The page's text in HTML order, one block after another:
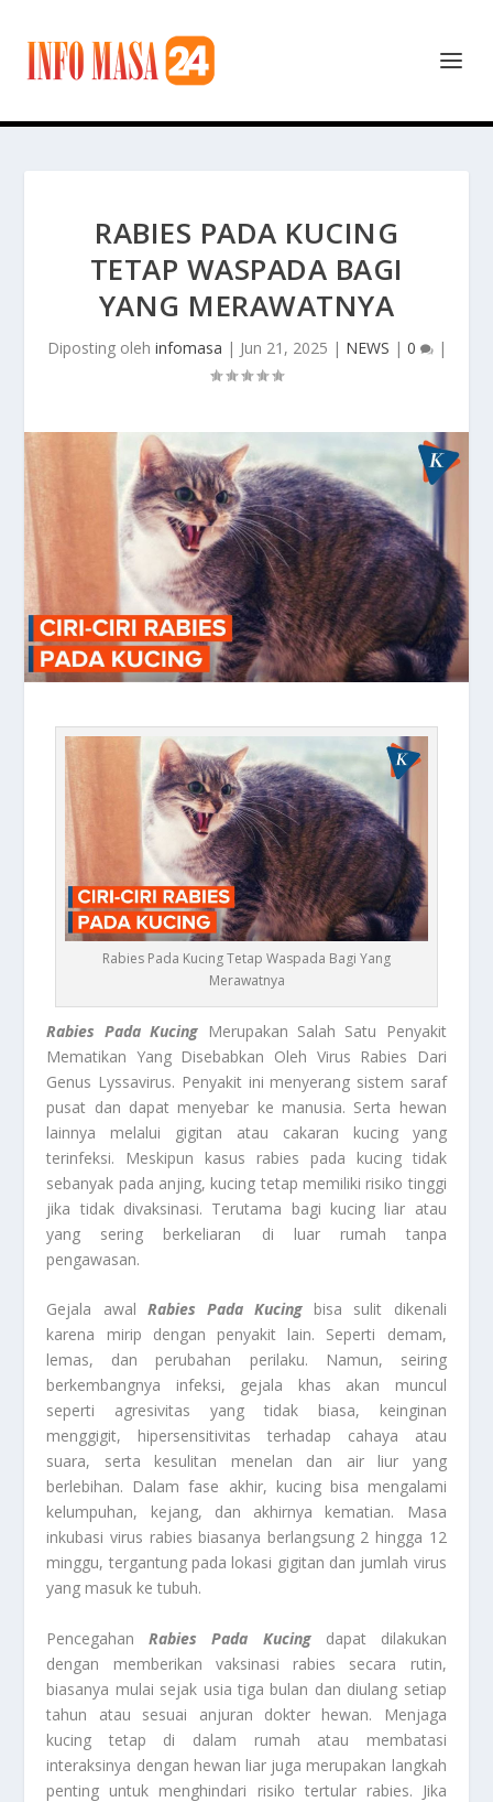
RABIES PADA KUCING
TETAP WASPADA BAGI
YANG MERAWATNYA
Diposting oleh infomasa | Jun 21, 2025 | NEWS | 0 |
Rabies Pada Kucing Tetap Waspada Bagi Yang
Merawatnya
Rabies Pada Kucing Merupakan Salah Satu Penyakit
Mematikan Yang Disebabkan Oleh Virus Rabies Dari
Genus Lyssavirus. Penyakit ini menyerang sistem saraf
pusat dan dapat menyebar ke manusia. Serta hewan
lainnya melalui gigitan atau cakaran kucing yang
terinfeksi. Meskipun kasus rabies pada kucing tidak
sebanyak pada anjing, kucing tetap memiliki risiko tinggi
jika tidak divaksinasi. Terutama bagi kucing liar atau
yang sering berkeliaran di luar rumah tanpa
pengawasan.
Gejala awal Rabies Pada Kucing bisa sulit dikenali
karena mirip dengan penyakit lain. Seperti demam,
lemas, dan perubahan perilaku. Namun, seiring
berkembangnya infeksi, gejala khas akan muncul
seperti agresivitas yang tidak biasa, keinginan
menggigit, hipersensitivitas terhadap cahaya atau
suara, serta kesulitan menelan dan air liur yang
berlebihan. Dalam fase akhir, kucing bisa mengalami
kelumpuhan, kejang, dan akhirnya kematian. Masa
inkubasi virus rabies biasanya berlangsung 2 hingga 12
minggu, tergantung pada lokasi gigitan dan jumlah virus
yang masuk ke tubuh.
PencegahanRabies Pada Kucingdapat dilakukan
dengan memberikan vaksinasi rabies secara rutin,
biasanya mulai sejak usia tiga bulan dan diulang setiap
tahun atau sesuai anjuran dokter hewan. Menjaga
kucing tetap di dalam rumah atau membatasi
interaksinya dengan hewan liar juga merupakan langkah
penting untuk menghindari risiko tertular rabies. Jika